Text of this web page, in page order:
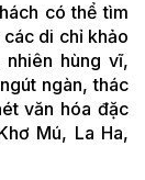
có thể tìm
di chỉ khảo
nhiên hùng vĩ,
ngàn, thác
văn hóa đặc
Mú, La Ha,